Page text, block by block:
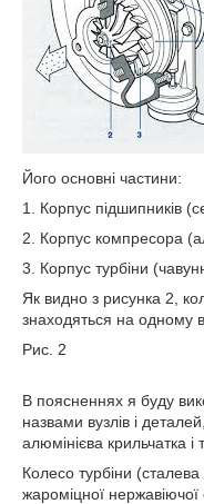
Його основні частини:
1. Корпус підшипників
2. Корпус компресора
3. Корпус турбіни
Як видно з рисунка 2,
знаходяться на одному
Рис. 2
В поясненнях я буду
назвами вузлів і
алюмінієва крильчатка і
Колесо турбіни (сталева
жароміцної нержавіючої